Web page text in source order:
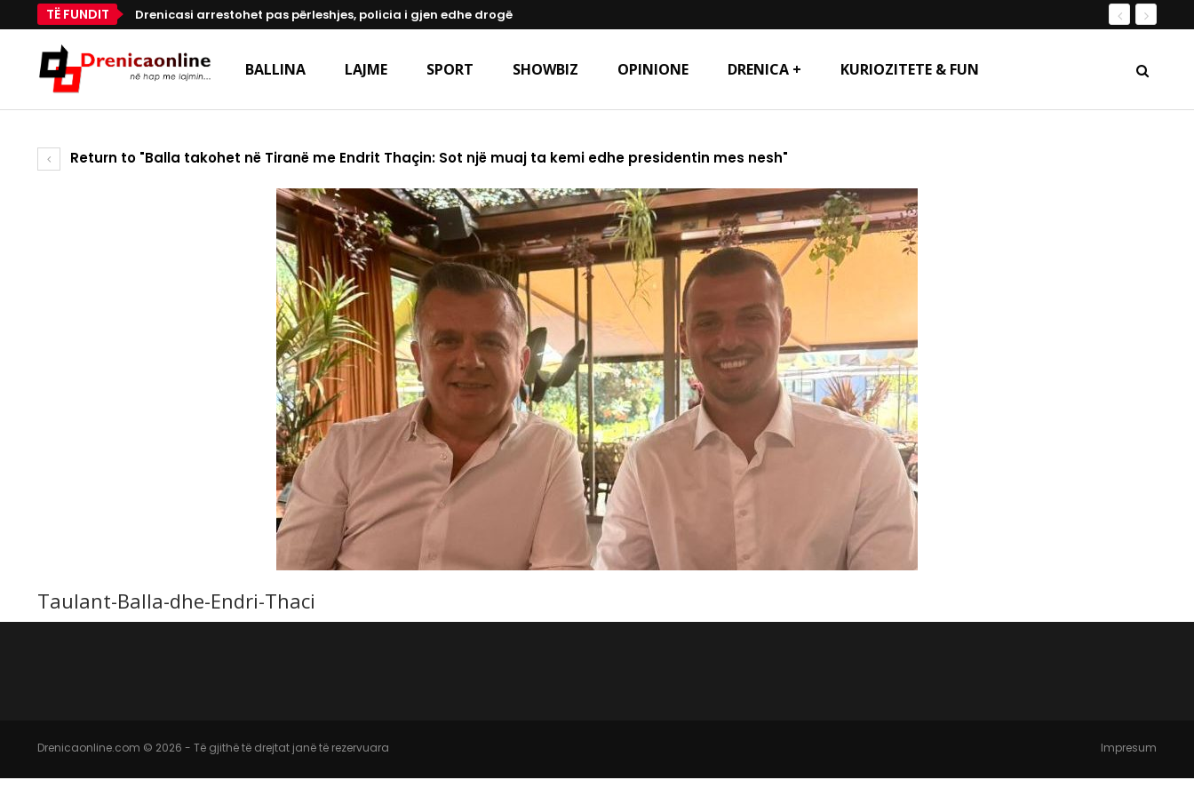
TË FUNDIT Drenicasi arrestohet pas përleshjes, policia i gjen edhe drogë
BALLINA LAJME SPORT SHOWBIZ OPINIONE DRENICA + KURIOZITETE & FUN
Return to "Balla takohet në Tiranë me Endrit Thaçin: Sot një muaj ta kemi edhe presidentin mes nesh"
Taulant-Balla-dhe-Endri-Thaci
Drenicaonline.com © 2026 - Të gjithë të drejtat janë të rezervuara Impresum